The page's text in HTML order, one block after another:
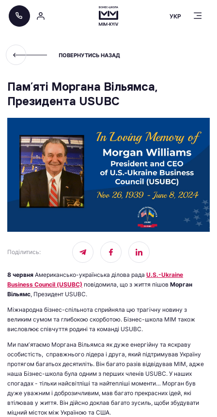
УКР
ПОВЕРНУТИСЬ НАЗАД
Памʼяті Моргана Вільямса,
Президента USUBC
Поділитись:
8 червня Американсько-українська ділова рада U.S.-Ukraine
Business Council (USUBC) повідомила, що з життя пішов Морган
Вільямс, Президент USUBC.
Міжнародна бізнес-спільнота сприйняла цю трагічну новину з
великим сумом та глибокою скорботою. Бізнес-школа МІМ також
висловлює співчуття родині та команді USUBC.
Ми памʼятаємо Моргана Вільямса як дуже енергійну та яскраву
особистість, справжнього лідера і друга, який підтримував Україну
протягом багатьох десятиліть. Він багато разів відвідував МІМ, адже
наша Бізнес-школа була одним з перших членів USUBC. У наших
спогадах - тільки найсвітліші та найтепліші моменти… Морган був
дуже уважним і доброзичливим, мав багато прекрасних ідей, які
втілював у життя. Він дійсно доклав багато зусиль, щоби збудувати
міцний місток між Україною та США.